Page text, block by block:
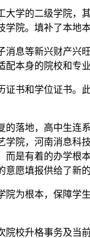
的二级学院，
院。填补了本地
等新兴财产兴旺
本身的院校和专业
和学位证书。此
地，高中生连系
学院，河南消息科
是有着的办学根
愿填报供给了新的
根本，保障学生
升格事务及当前